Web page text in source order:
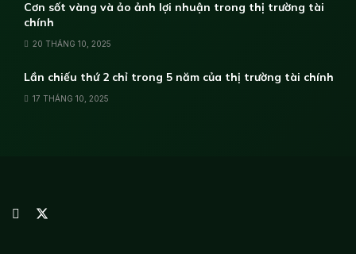
Cơn sốt vàng và ảo ảnh lợi nhuận trong thị trường tài
chính
20 THÁNG 10, 2025
Lần chiếu thứ 2 chỉ trong 5 năm của thị trường tài chính
17 THÁNG 10, 2025